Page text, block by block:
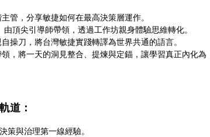
管，分享敏捷如何在最高決策層運作。
由頂尖引導師帶領，透過工作坊親身體驗思維轉化。
操刀，將台灣敏捷實踐轉譯為世界共通的語言。
，將一天的洞見整合、提煉與定錨，讓學習真正內化為
道：
策與治理第一線經驗。